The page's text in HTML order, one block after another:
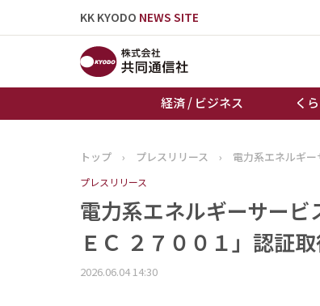
KK KYODO NEWS SITE
経済 / ビジネス く
トップページ
トップ › プレスリリース › 電力系エネルギ
プレスリリース
電力系エネルギーサー
ＥＣ ２７００１」認証
2026.06.04 14:30